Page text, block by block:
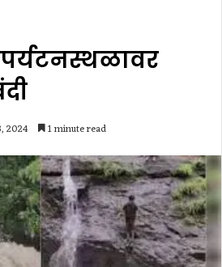
2024 1 minute read